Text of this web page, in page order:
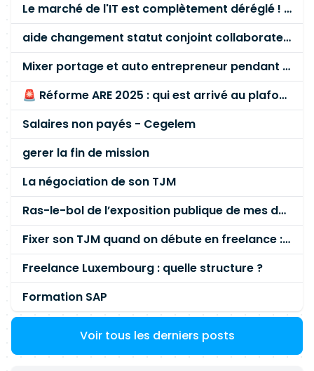
Le marché de l'IT est complètement déréglé ! STOP à cette mascarade ! Il faut s'unir et résister !
aide changement statut conjoint collaborateur
Mixer portage et auto entrepreneur pendant des années - quel risque ?
🚨 Réforme ARE 2025 : qui est arrivé au plafond des 60 % en gardant son entreprise ?
Salaires non payés - Cegelem
gerer la fin de mission
La négociation de son TJM
Ras-le-bol de l’exposition publique de mes données personnelles liées à mon entreprise
Fixer son TJM quand on débute en freelance : la méthode mathématique (et pas au feeling) 🛑
Freelance Luxembourg : quelle structure ?
Formation SAP
Voir tous les derniers posts